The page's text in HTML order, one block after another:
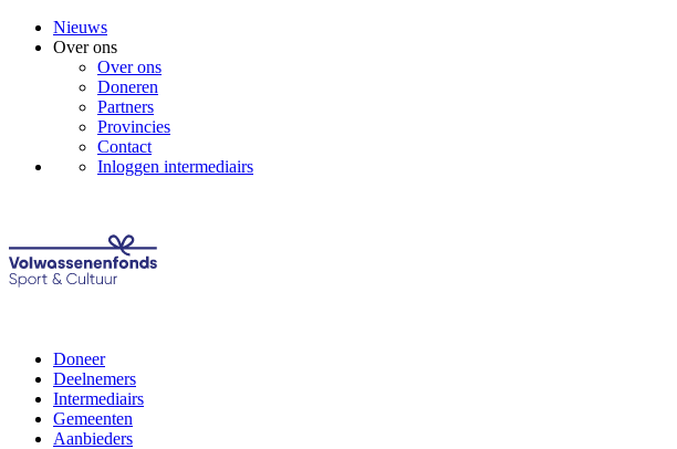
Nieuws
Over ons
Over ons
Doneren
Partners
Provincies
Contact
Inloggen intermediairs
Doneer
Deelnemers
Intermediairs
Gemeenten
Aanbieders